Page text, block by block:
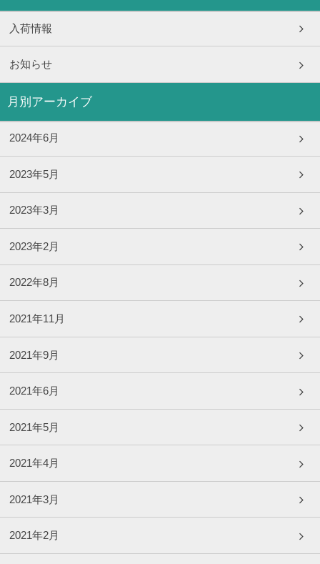
入荷情報
お知らせ
月別アーカイブ
2024年6月
2023年5月
2023年3月
2023年2月
2022年8月
2021年11月
2021年9月
2021年6月
2021年5月
2021年4月
2021年3月
2021年2月